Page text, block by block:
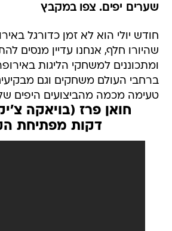
שערים יפים. צפו במקבץ
חודש יולי הוא לא זמן כדורגל
שהיורו חלף, אנחנו עדיין מנסים
ומתכוננים למשחקי הליגות
ברחבי העולם משחקים וגם
טעימה מכמה מהביצועים היפים
דקות מפתיחת